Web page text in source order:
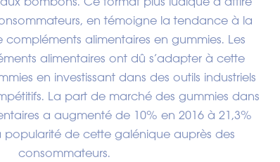
en témoigne la tendance à la
compléments alimentaires en gummies. Les
alimentaires ont dû s’adapter à cette
en investissant dans des outils industriels
La part de marché des gummies dans
a augmenté de 10% en 2016 à 21,3%
popularité de cette galénique auprès des
consommateurs.